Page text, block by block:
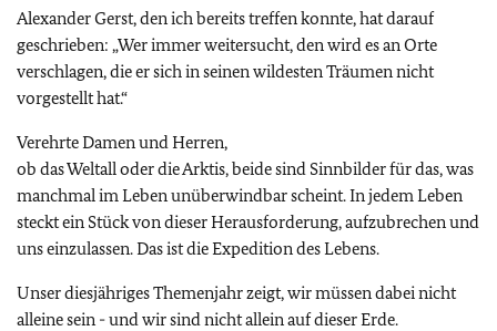
Alexander Gerst, den ich bereits treffen konnte, hat darauf
geschrieben: „Wer immer weitersucht, den wird es an Orte
verschlagen, die er sich in seinen wildesten Träumen nicht
vorgestellt hat.“
Verehrte Damen und Herren,
ob das Weltall oder die Arktis, beide sind Sinnbilder für das, was
manchmal im Leben unüberwindbar scheint. In jedem Leben
steckt ein Stück von dieser Herausforderung, aufzubrechen und
uns einzulassen. Das ist die Expedition des Lebens.
Unser diesjähriges Themenjahr zeigt, wir müssen dabei nicht
alleine sein - und wir sind nicht allein auf dieser Erde.